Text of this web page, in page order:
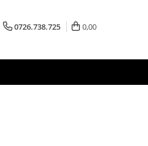
0726.738.725 0,00